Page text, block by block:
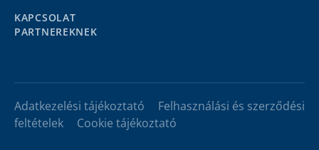
KAPCSOLAT
PARTNEREKNEK
Adatkezelési tájékoztató
Felhasználási és szerződési
feltételek
Cookie tájékoztató